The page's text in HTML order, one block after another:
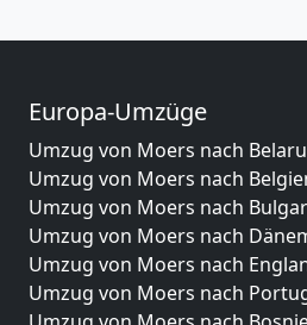
Europa-Umzüge
Umzug von Moers nach
Umzug von Moers nach
Umzug von Moers nach
Umzug von Moers nach
Umzug von Moers nach
Umzug von Moers nach